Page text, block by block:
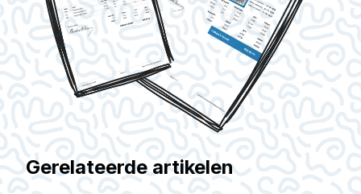
Gerelateerde artikelen